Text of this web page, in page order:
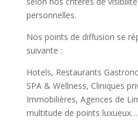
personnelles.
Nos points de diffusion se
suivante :
Hotels, Restaurants
SPA & Wellness, Cliniques
Immobilières, Agences de
multitude de points luxueux…